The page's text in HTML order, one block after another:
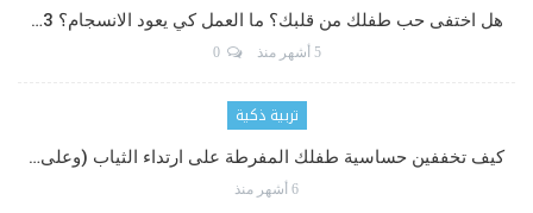
هل اختفى حب طفلك من قلبك؟ ما العمل كي يعود الانسجام؟ 3…
5 أشهر منذ 0
تربية ذكية
كيف تخففين حساسية طفلك المفرطة على ارتداء الثياب (وعلى…
6 أشهر منذ